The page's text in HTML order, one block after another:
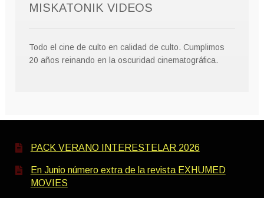
MISKATONIK VIDEOS
Todo el cine de culto en calidad de culto. Cumplimos
20 años reinando en la oscuridad cinematográfica.
PACK VERANO INTERESTELAR 2026
En Junio número extra de la revista EXHUMED
MOVIES